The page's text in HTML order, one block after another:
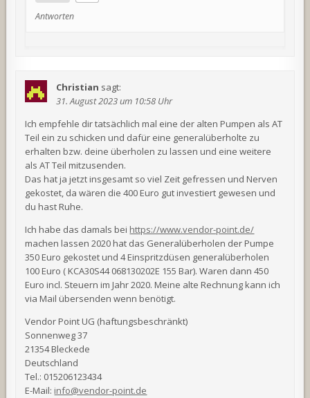
Antworten
Christian sagt:
31. August 2023 um 10:58 Uhr
Ich empfehle dir tatsächlich mal eine der alten Pumpen als AT
Teil ein zu schicken und dafür eine generalüberholte zu
erhalten bzw. deine überholen zu lassen und eine weitere
als AT Teil mitzusenden.
Das hat ja jetzt insgesamt so viel Zeit gefressen und Nerven
gekostet, da wären die 400 Euro gut investiert gewesen und
du hast Ruhe.
Ich habe das damals bei https://www.vendor-point.de/
machen lassen 2020 hat das Generalüberholen der Pumpe
350 Euro gekostet und 4 Einspritzdüsen generalüberholen
100 Euro ( KCA30S44 068130202E 155 Bar). Waren dann 450
Euro incl. Steuern im Jahr 2020. Meine alte Rechnung kann ich
via Mail übersenden wenn benötigt.
Vendor Point UG (haftungsbeschränkt)
Sonnenweg 37
21354 Bleckede
Deutschland
Tel.: 015206123434
E-Mail: info@vendor-point.de